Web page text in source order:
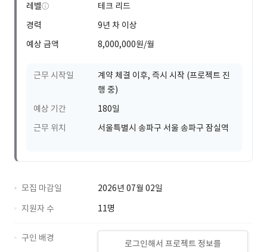
레벨
테크 리드
경력
9년 차 이상
예상 금액
8,000,000원/월
근무 시작일
계약 체결 이후, 즉시 시작 (프로젝트 진
행 중)
예상 기간
180일
근무 위치
서울특별시 송파구 서울 송파구 잠실역
모집 마감일
2026년 07월 02일
지원자 수
11명
로그인해서 프로젝트 정보를
구인 배경